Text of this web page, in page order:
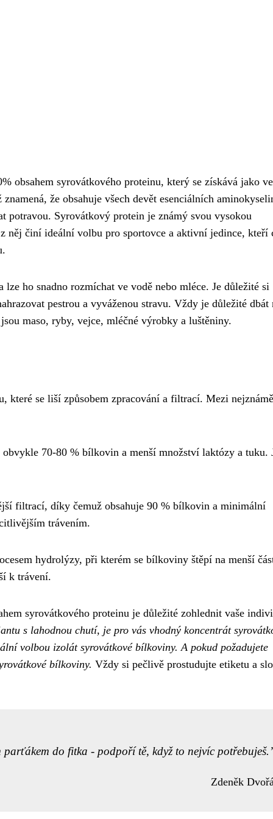
obsahem syrovátkového proteinu, který se získává jako
že obsahuje všech devět esenciálních
potravou. Syrovátkový protein je známý svou vysokou
něj činí ideální volbu pro sportovce a aktivní jedince, kteří
ho snadno rozmíchat ve vodě nebo mléce. Je důležité si
pestrou a vyváženou stravu. Vždy je důležité dbát
maso, ryby, vejce, mléčné výrobky a luštěniny.
které se liší způsobem zpracování a filtrací. Mezi
70-80 % bílkovin a menší množství laktózy a tuku.
filtrací, díky čemuž obsahuje 90 % bílkovin a minimální
trávením.
hydrolýzy, při kterém se bílkoviny štěpí na menší
k trávení.
syrovátkového proteinu je důležité zohlednit vaše
s lahodnou chutí, je pro vás vhodný koncentrát
volbou izolát syrovátkové bílkoviny. A pokud požadujete
bílkoviny. Vždy si pečlivě prostudujte etiketu a
do fitka - podpoří tě, když to nejvíc potřebuješ.
Zdeněk